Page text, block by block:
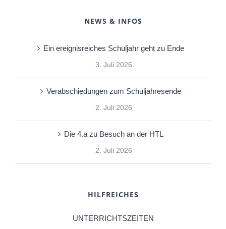
NEWS & INFOS
Ein ereignisreiches Schuljahr geht zu Ende
3. Juli 2026
Verabschiedungen zum Schuljahresende
2. Juli 2026
Die 4.a zu Besuch an der HTL
2. Juli 2026
HILFREICHES
UNTERRICHTSZEITEN